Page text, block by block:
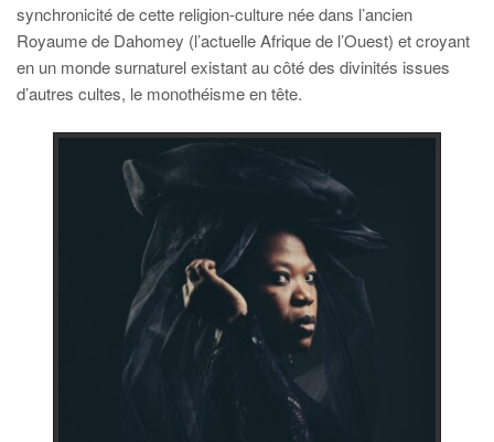
synchronicité de cette religion-culture née dans l’ancien
Royaume de Dahomey (l’actuelle Afrique de l’Ouest) et croyant
en un monde surnaturel existant au côté des divinités issues
d’autres cultes, le monothéisme en tête.